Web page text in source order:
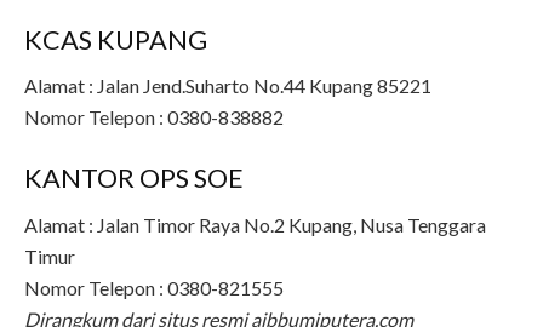
KCAS KUPANG
Alamat : Jalan Jend.Suharto No.44 Kupang 85221
Nomor Telepon : 0380-838882
KANTOR OPS SOE
Alamat : Jalan Timor Raya No.2 Kupang, Nusa Tenggara
Timur
Nomor Telepon : 0380-821555
Dirangkum dari situs resmi ajbbumiputera.com